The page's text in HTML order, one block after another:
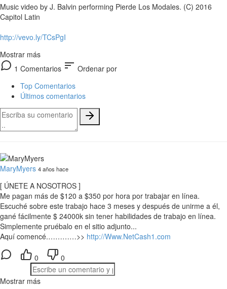
Music video by J. Balvin performing Pierde Los Modales. (C) 2016
Capitol Latin
http://vevo.ly/TCsPgI
Mostrar más
1 Comentarios sort Ordenar por
Top Comentarios
Últimos comentarios
MaryMyers 4 años hace
[ ÚNETE A NOSOTROS ]
Me pagan más de $120 a $350 por hora por trabajar en línea.
Escuché sobre este trabajo hace 3 meses y después de unirme a él,
gané fácilmente $ 24000k sin tener habilidades de trabajo en línea.
Simplemente pruébalo en el sitio adjunto...
Aquí comencé.…………>> http://Www.NetCash1.com
0 0
Mostrar más